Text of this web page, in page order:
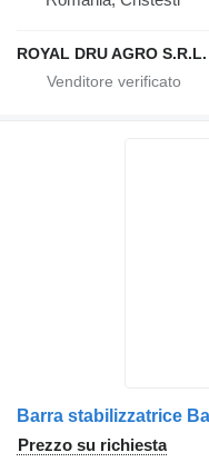
ROYAL DRU AGRO S.R.L.
Prezzo su richiesta